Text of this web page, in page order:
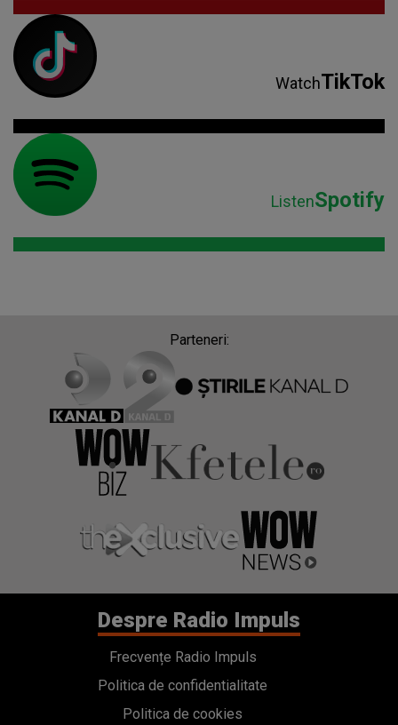
WatchTikTok
ListenSpotify
Parteneri:
Despre Radio Impuls
Frecvențe Radio Impuls
Politica de confidentialitate
Politica de cookies